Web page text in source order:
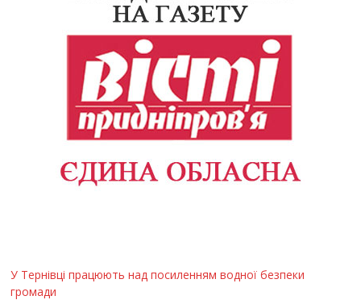
У Тернівці працюють над посиленням водної безпеки
громади